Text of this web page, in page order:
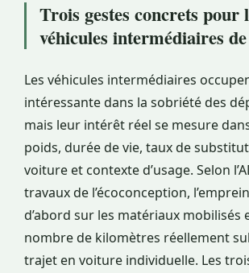
Trois gestes concrets pour
véhicules intermédiaires
Les véhicules intermédiaires
intéressante dans la sobriété des
mais leur intérêt réel se mesure
poids, durée de vie, taux de
voiture et contexte d’usage. Selon
travaux de l’écoconception,
d’abord sur les matériaux mobilisés
nombre de kilomètres réellement
trajet en voiture individuelle. Les